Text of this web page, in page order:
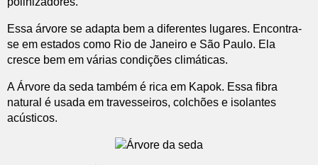
Essa árvore se adapta bem a diferentes lugares. Encontra-
se em estados como Rio de Janeiro e São Paulo. Ela
cresce bem em várias condições climáticas.
A Árvore da seda também é rica em Kapok. Essa fibra
natural é usada em travesseiros, colchões e isolantes
acústicos.